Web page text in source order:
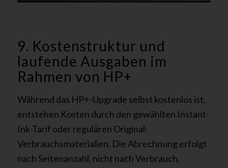
9. Kostenstruktur und
laufende Ausgaben im
Rahmen von HP+
Während das HP+-Upgrade selbst kostenlos ist,
entstehen Kosten durch den gewählten Instant-
Ink-Tarif oder regulären Original-
Verbrauchsmaterialien. Die Abrechnung erfolgt
nach Seitenanzahl, nicht nach Verbrauch.